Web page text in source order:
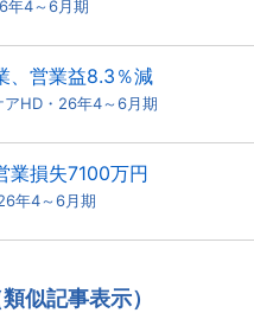
年4～6月期
、営業益8.3％減
アHD・26年4～6月期
業損失7100万円
年4～6月期
似記事表示）